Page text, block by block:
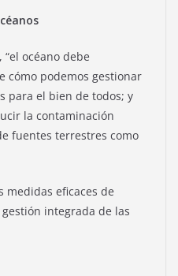
océano debe
cómo podemos gestionar
para el bien de todos; y
la contaminación
fuentes terrestres como
medidas eficaces de
integrada de las